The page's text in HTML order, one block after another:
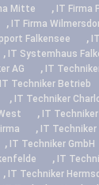
Mitte , IT Firma
, IT Firma
Falkensee ,
, IT Systemhaus
AG , IT
IT Techniker Betrieb
, IT Techniker
, IT
, IT
, IT Techniker GmbH
, IT
, IT Techniker